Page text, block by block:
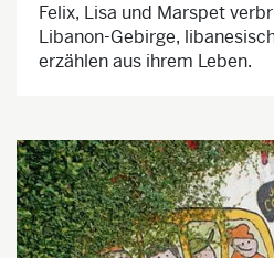
Felix, Lisa und Marspet
Libanon-Gebirge,
erzählen aus ihrem Leben.